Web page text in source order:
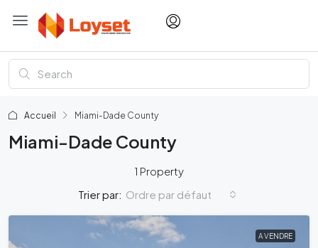
Accueil Miami-Dade County
Miami-Dade County
1 Property
Trier par: Ordre par défaut
A VENDRE